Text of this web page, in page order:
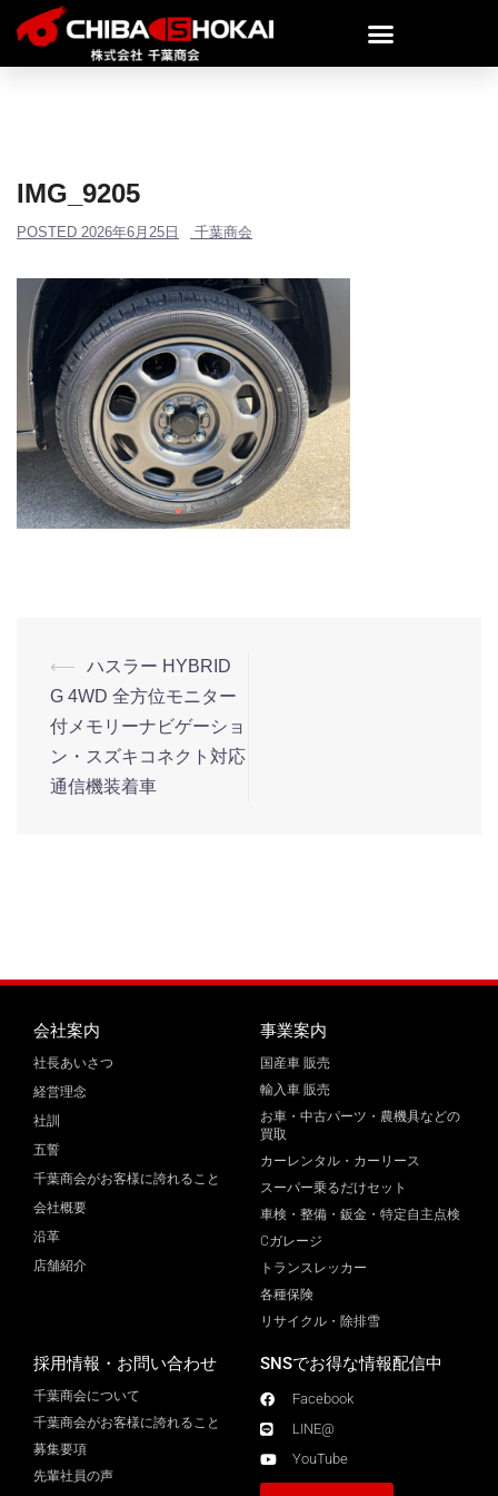
IMG_9205
POSTED 2026年6月25日 千葉商会
⟵
ハスラー HYBRID
G 4WD 全方位モニター
付メモリーナビゲーショ
ン・スズキコネクト対応
通信機装着車
会社案内
社長あいさつ
経営理念
社訓
五誓
千葉商会がお客様に誇れること
会社概要
沿革
店舗紹介
事業案内
国産車 販売
輸入車 販売
お車・中古パーツ・農機具などの
買取
カーレンタル・カーリース
スーパー乗るだけセット
車検・整備・鈑金・特定自主点検
Cガレージ
トランスレッカー
各種保険
リサイクル・除排雪
採用情報・お問い合わせ
千葉商会について
千葉商会がお客様に誇れること​
募集要項
先輩社員の声
SNSでお得な情報配信中
Facebook
LINE@
YouTube